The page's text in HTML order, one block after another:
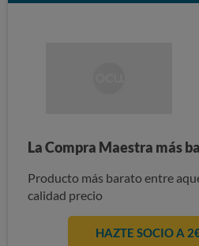
La Compra Maestra más
Producto más barato entre
calidad precio
HAZTE SOCIO A